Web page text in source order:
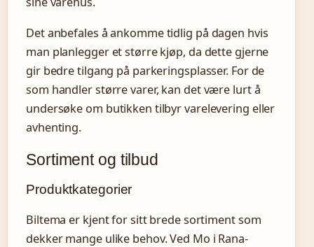
Det anbefales å ankomme tidlig på dagen hvis
man planlegger et større kjøp, da dette gjerne
gir bedre tilgang på parkeringsplasser. For de
som handler større varer, kan det være lurt å
undersøke om butikken tilbyr varelevering eller
avhenting.
Sortiment og tilbud
Produktkategorier
Biltema er kjent for sitt brede sortiment som
dekker mange ulike behov. Ved Mo i Rana-